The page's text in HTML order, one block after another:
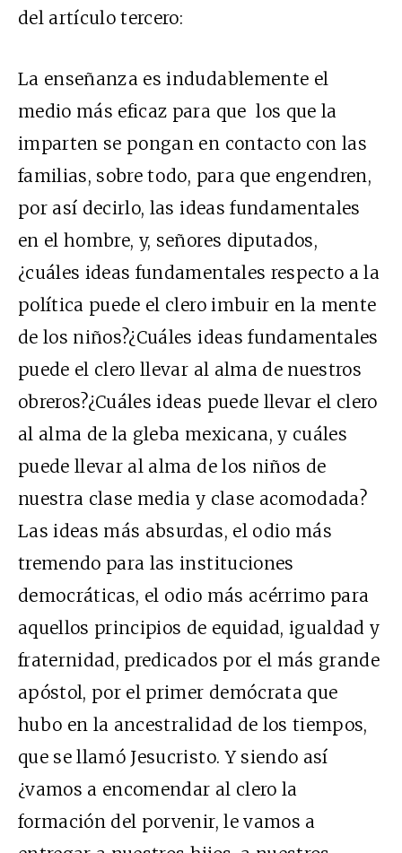
del artículo tercero:
La enseñanza es indudablemente el
medio más eficaz para que los que la
imparten se pongan en contacto con las
familias, sobre todo, para que engendren,
por así decirlo, las ideas fundamentales
en el hombre, y, señores diputados,
¿cuáles ideas fundamentales respecto a la
política puede el clero imbuir en la mente
de los niños?¿Cuáles ideas fundamentales
puede el clero llevar al alma de nuestros
obreros?¿Cuáles ideas puede llevar el clero
al alma de la gleba mexicana, y cuáles
puede llevar al alma de los niños de
nuestra clase media y clase acomodada?
Las ideas más absurdas, el odio más
tremendo para las instituciones
democráticas, el odio más acérrimo para
aquellos principios de equidad, igualdad y
fraternidad, predicados por el más grande
apóstol, por el primer demócrata que
hubo en la ancestralidad de los tiempos,
que se llamó Jesucristo. Y siendo así
¿vamos a encomendar al clero la
formación del porvenir, le vamos a